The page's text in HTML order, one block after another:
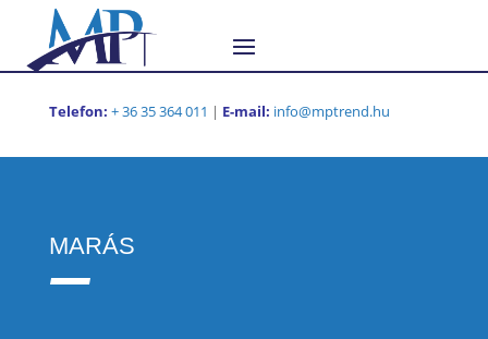
Telefon: + 36 35 364 011 | E-mail: info@mptrend.hu
MARÁS